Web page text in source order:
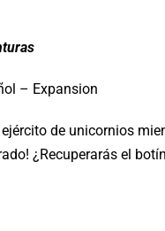
– Expansion
de unicornios
¿Recuperarás el